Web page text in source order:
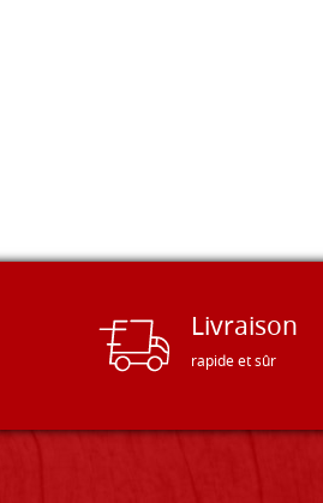
Livraison
rapide et sûr